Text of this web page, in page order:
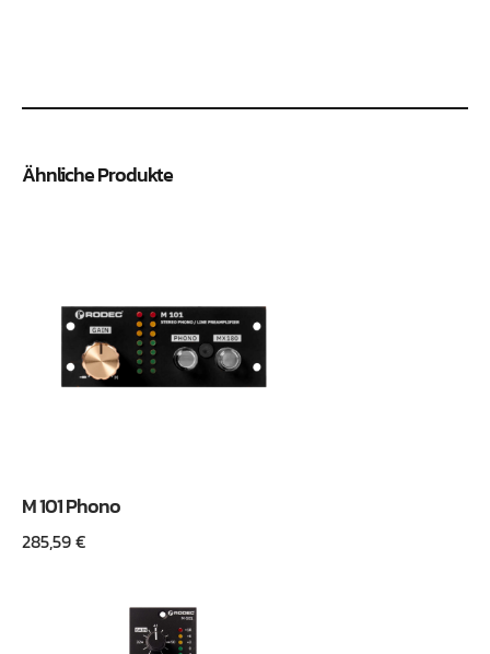
Ähnliche Produkte
M 101 Phono
285,59€